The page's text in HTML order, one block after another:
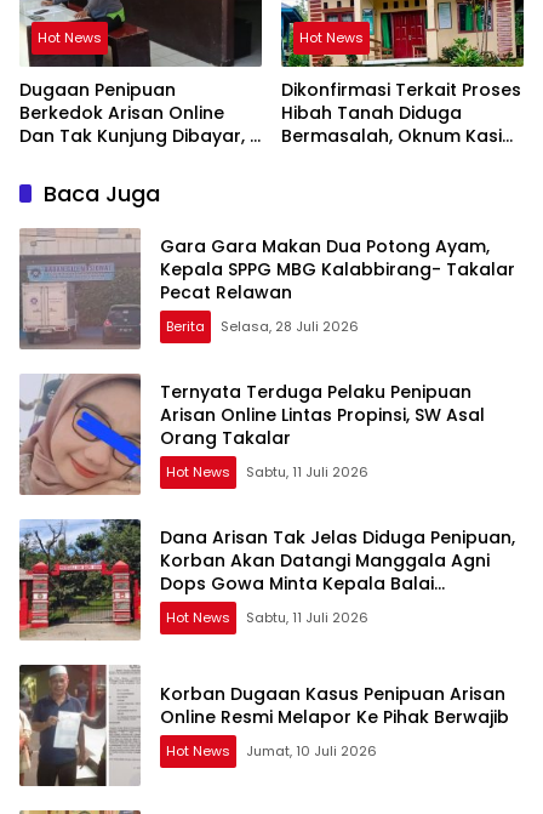
Hot News
Dugaan Penipuan
Berkedok Arisan Online
Dan Tak Kunjung Dibayar,
Hukum
Hot News
Dikonfirmasi Terkait Proses
Hibah Tanah Diduga
Bermasalah, Oknum Kasi
Baca Juga
Gara Gara Makan Dua Potong Ayam,
Kepala SPPG MBG Kalabbirang- Takalar
Pecat Relawan
Berita Selasa, 28 Juli 2026
Ternyata Terduga Pelaku Penipuan
Arisan Online Lintas Propinsi, SW Asal
Orang Takalar
Hot News Sabtu, 11 Juli 2026
Dana Arisan Tak Jelas Diduga Penipuan,
Korban Akan Datangi Manggala Agni
Dops Gowa Minta Kepala Balai
Kehutanan Bulurokeng Turun Tangan
Hot News Sabtu, 11 Juli 2026
Korban Dugaan Kasus Penipuan Arisan
Online Resmi Melapor Ke Pihak Berwajib
Hot News Jumat, 10 Juli 2026